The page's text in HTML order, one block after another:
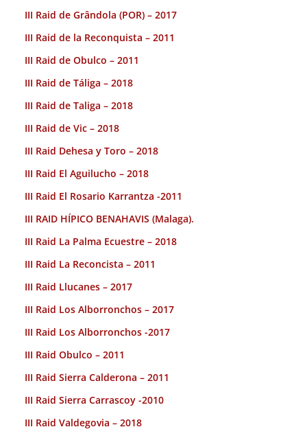
III Raid de Grândola (POR) – 2017
III Raid de la Reconquista – 2011
III Raid de Obulco – 2011
III Raid de Táliga – 2018
III Raid de Taliga – 2018
III Raid de Vic – 2018
III Raid Dehesa y Toro – 2018
III Raid El Aguilucho – 2018
III Raid El Rosario Karrantza -2011
III RAID HÍPICO BENAHAVIS (Malaga).
III Raid La Palma Ecuestre – 2018
III Raid La Reconcista – 2011
III Raid Llucanes – 2017
III Raid Los Alborronchos – 2017
III Raid Los Alborronchos -2017
III Raid Obulco – 2011
III Raid Sierra Calderona – 2011
III Raid Sierra Carrascoy -2010
III Raid Valdegovia – 2018